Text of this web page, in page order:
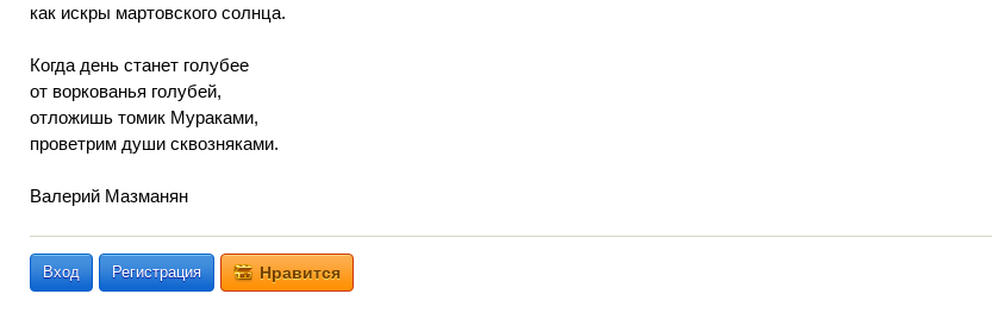
как искры мартовского солнца.
Когда день станет голубее
от воркованья голубей,
отложишь томик Мураками,
проветрим души сквозняками.
Валерий Мазманян
Вход Регистрация Нравится